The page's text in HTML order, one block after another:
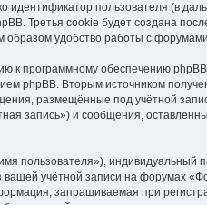
идентификатор пользователя (в
Третья cookie будет создана
удобство работы с форумами.
программному обеспечению
phpBB. Вторым источником
размещённые под учётной
запись») и сообщения,
пользователя»), индивидуальный
учётной записи на форумах
запрашиваемая при